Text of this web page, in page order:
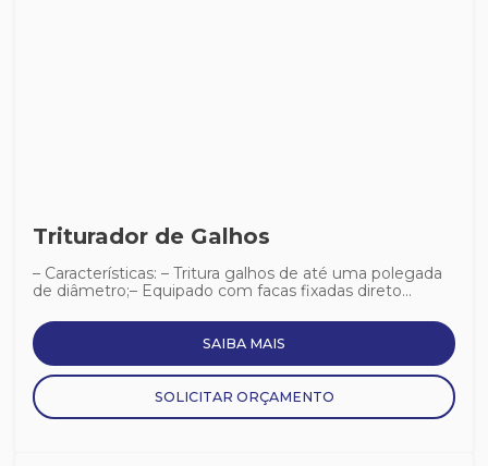
Triturador de Galhos
– Características: – Tritura galhos de até uma polegada
de diâmetro;– Equipado com facas fixadas direto...
SAIBA MAIS
SOLICITAR ORÇAMENTO